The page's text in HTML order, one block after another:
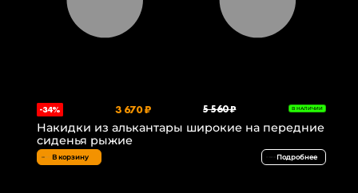
-34% 3 670 ₽ 5 560 ₽ В НАЛИЧИИ
Накидки из алькантары широкие на передние
сиденья рыжие
В корзину Подробнее